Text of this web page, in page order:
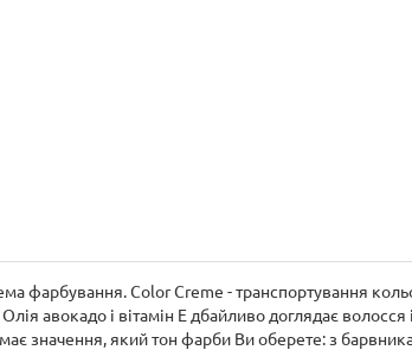
фарбування. Color Creme - транспортування
авокадо і вітамін Е дбайливо доглядає волосся
значення, який тон фарби Ви оберете: з